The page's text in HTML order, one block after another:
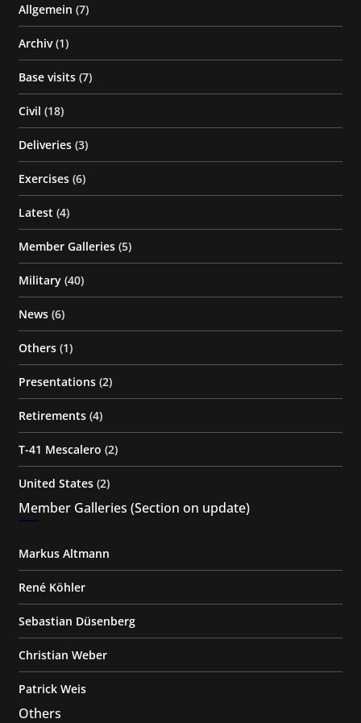
Allgemein (7)
Archiv(1)
Base visits(7)
Civil (18)
Deliveries(3)
Exercises(6)
Latest (4)
Member Galleries(5)
Military(40)
News(6)
Others(1)
Presentations(2)
Retirements(4)
T-41 Mescalero (2)
United States(2)
Member Galleries (Section on update)
Markus Altmann
René Köhler
Sebastian Düsenberg
Christian Weber
Patrick Weis
Others